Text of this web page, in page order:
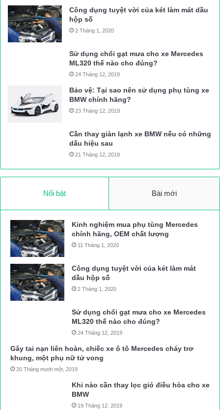
Xem khoảnh khắc kinh hoàng xe tải đâm trực diện đoàn người
Đến 6h30, một chiếc xe tải đi tới gần hiện trường vụ tai nạn, bất
ngờ đánh lái lao lên dải phân cách, tông thẳng vào đoàn người
đang đứng chờ sang đường tại điểm giao cắt khiến 5 người
chết, 2 người bị thương.
Vụ tai nạn đang khiến QL5 ùn tắc nghiêm trọng cả 2 chiều, ước
tính kéo dài 6km. Lực lượng chức năng đang tiến hành điều tiết,
Nguồn bài viết:ATGT.VN
tai nạn giao thông
Công dụng tuyệt vời của két làm mát dầu
hộp số
2 Tháng 1, 2020
Sử dụng chổi gạt mưa cho xe Mercedes
ML320 thế nào cho đúng?
24 Tháng 12, 2019
Bảo vệ: Tại sao nên sử dụng phụ tùng xe
BMW chính hãng?
23 Tháng 12, 2019
Cần thay giàn lạnh xe BMW nếu có những
dấu hiệu sau
21 Tháng 12, 2019
Nổi bật Bài mới
Kinh nghiệm mua phụ tùng Mercedes
chính hãng, OEM chất lượng
11 Tháng 1, 2020
Công dụng tuyệt vời của két làm mát
dầu hộp số
2 Tháng 1, 2020
Sử dụng chổi gạt mưa cho xe Mercedes
ML320 thế nào cho đúng?
24 Tháng 12, 2019
Gây tai nạn liên hoàn, chiếc xe ô tô Mercedes cháy trơ
khung, một phụ nữ tử vong
20 Tháng mười một, 2019
Khi nào cần thay lọc gió điều hòa cho xe
BMW
19 Tháng 12, 2019